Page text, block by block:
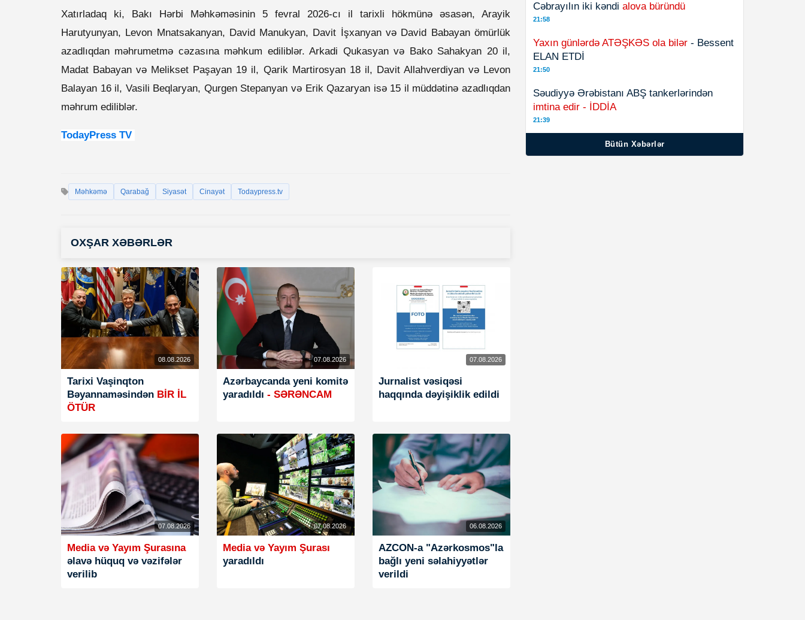
Xatırladaq ki, Bakı Hərbi Məhkəməsinin 5 fevral 2026-cı il tarixli hökmünə əsasən, Arayik
Harutyunyan, Levon Mnatsakanyan, David Manukyan, Davit İşxanyan və David Babayan ömürlük
azadlıqdan məhrumetmə cəzasına məhkum ediliblər. Arkadi Qukasyan və Bako Sahakyan 20 il,
Madat Babayan və Melikset Paşayan 19 il, Qarik Martirosyan 18 il, Davit Allahverdiyan və Levon
Balayan 16 il, Vasili Beqlaryan, Qurgen Stepanyan və Erik Qazaryan isə 15 il müddətinə azadlıqdan
məhrum ediliblər.
TodayPress TV
Məhkəmə Qarabağ Siyasət Cinayət Todaypress.tv
OXŞAR XƏBƏRLƏR
08.08.2026
Tarixi Vaşinqton
Bəyannaməsindən BİR İL
ÖTÜR
07.08.2026
Azərbaycanda yeni komitə
yaradıldı - SƏRƏNCAM
07.08.2026
Jurnalist vəsiqəsi
haqqında dəyişiklik edildi
07.08.2026
Media və Yayım Şurasına
əlavə hüquq və vəzifələr
verilib
07.08.2026
Media və Yayım Şurası
yaradıldı
06.08.2026
AZCON-a "Azərkosmos"la
bağlı yeni səlahiyyətlər
verildi
Cəbrayılın iki kəndi alova büründü
21:58
Yaxın günlərdə ATƏŞKƏS ola bilər - Bessent
ELAN ETDİ
21:50
Səudiyyə Ərəbistanı ABŞ tankerlərindən
imtina edir - İDDİA
21:39
Bütün Xəbərlər